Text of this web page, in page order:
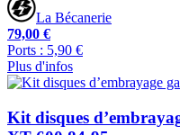
La Bécanerie
79,00 €
Ports : 5,90 €
Plus d'infos
Kit disques